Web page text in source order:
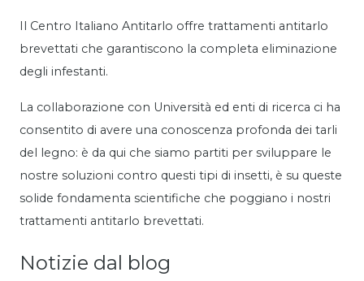
Il Centro Italiano Antitarlo offre trattamenti antitarlo
brevettati che garantiscono la completa eliminazione
degli infestanti.
La collaborazione con Università ed enti di ricerca ci ha
consentito di avere una conoscenza profonda dei tarli
del legno: è da qui che siamo partiti per sviluppare le
nostre soluzioni contro questi tipi di insetti, è su queste
solide fondamenta scientifiche che poggiano i nostri
trattamenti antitarlo brevettati.
Notizie dal blog